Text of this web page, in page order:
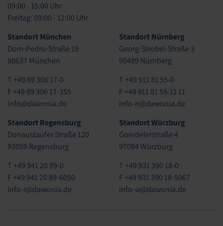
09:00 - 15:00 Uhr
Freitag: 09:00 - 12:00 Uhr
Standort München
Dom-Pedro-Straße 19
80637 München
T +49 89 306 17-0
F +49 89 306 17-355
info@dawonia.de
Standort Nürnberg
Georg-Strobel-Straße 3
90489 Nürnberg
T +49 911 81 55-0
F +49 911 81 55-11 11
info-n@dawonia.de
Standort Regensburg
Donaustaufer Straße 120
93059 Regensburg
T +49 941 20 89-0
F +49 941 20 89-6050
info-r@dawonia.de
Standort Würzburg
Goerdelerstraße 4
97084 Würzburg
T +49 931 390 18-0
F +49 931 390 18-5067
info-w@dawonia.de